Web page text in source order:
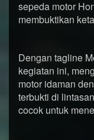
sepeda motor
membuktikan
Dengan tagline
kegiatan ini,
motor idaman
terbukti di
cocok untuk